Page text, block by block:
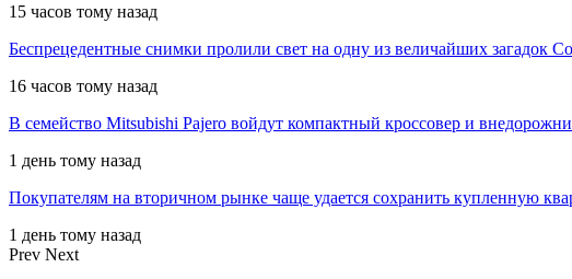
15 часов тому назад
Беспрецедентные снимки пролили свет на одну из величайших загадок
16 часов тому назад
В семейство Mitsubishi Pajero войдут компактный кроссовер и
1 день тому назад
Покупателям на вторичном рынке чаще удается сохранить купленную
1 день тому назад
Prev Next